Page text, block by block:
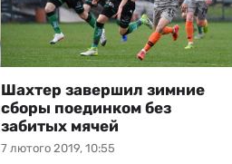
7 лютого 2019, 10:55
Шахтер завершил зимние
сборы поединком без
забитых мячей